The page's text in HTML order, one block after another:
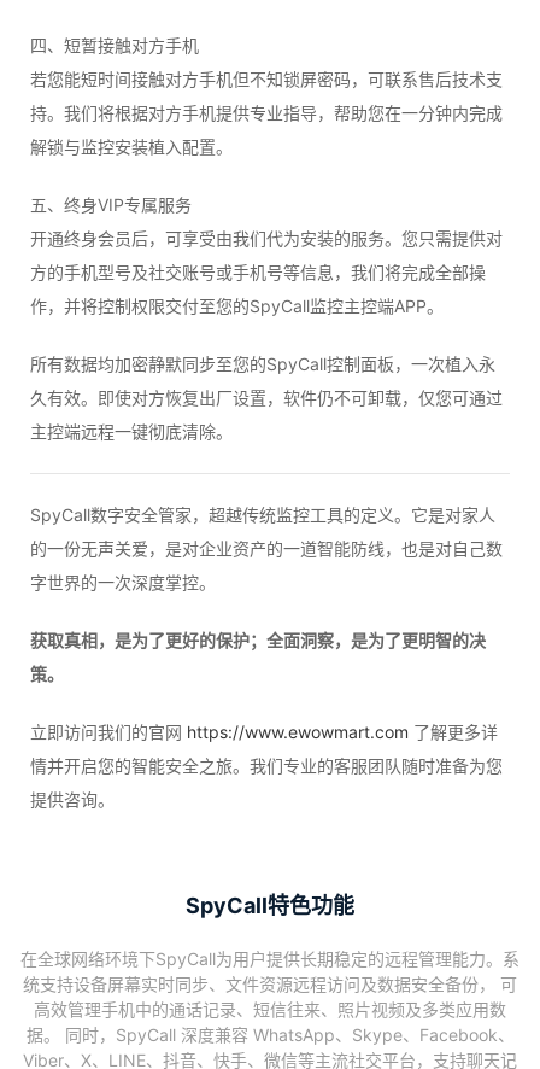
四、短暂接触对方手机
若您能短时间接触对方手机但不知锁屏密码，可联系售后技术支
持。我们将根据对方手机提供专业指导，帮助您在一分钟内完成
解锁与监控安装植入配置。
五、终身VIP专属服务
开通终身会员后，可享受由我们代为安装的服务。您只需提供对
方的手机型号及社交账号或手机号等信息，我们将完成全部操
作，并将控制权限交付至您的SpyCall监控主控端APP。
所有数据均加密静默同步至您的SpyCall控制面板，一次植入永
久有效。即使对方恢复出厂设置，软件仍不可卸载，仅您可通过
主控端远程一键彻底清除。
SpyCall数字安全管家，超越传统监控工具的定义。它是对家人
的一份无声关爱，是对企业资产的一道智能防线，也是对自己数
字世界的一次深度掌控。
获取真相，是为了更好的保护；全面洞察，是为了更明智的决
策。
立即访问我们的官网 https://www.ewowmart.com 了解更多详
情并开启您的智能安全之旅。我们专业的客服团队随时准备为您
提供咨询。
SpyCall特色功能
在全球网络环境下SpyCall为用户提供长期稳定的远程管理能力。系
统支持设备屏幕实时同步、文件资源远程访问及数据安全备份， 可
高效管理手机中的通话记录、短信往来、照片视频及多类应用数
据。 同时，SpyCall 深度兼容 WhatsApp、Skype、Facebook、
Viber、X、LINE、抖音、快手、微信等主流社交平台，支持聊天记